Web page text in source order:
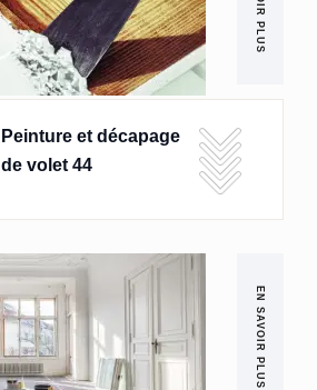
Peinture et décapage
de volet 44
EN SAVOIR PLUS